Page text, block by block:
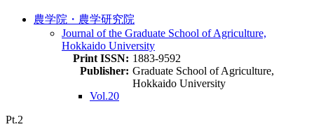
農学院・農学研究院
Journal of the Graduate School of Agriculture,
Hokkaido University
Print ISSN: 1883-9592
Publisher: Graduate School of Agriculture,
Hokkaido University
Vol.20
Pt.2